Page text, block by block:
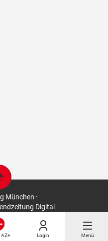
AZ+ Login Menü
München ·
Digital